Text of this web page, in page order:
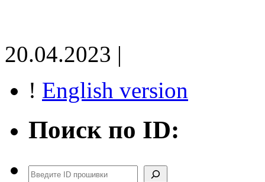
20.04.2023 |
! English version
Поиск по ID:
Поиск